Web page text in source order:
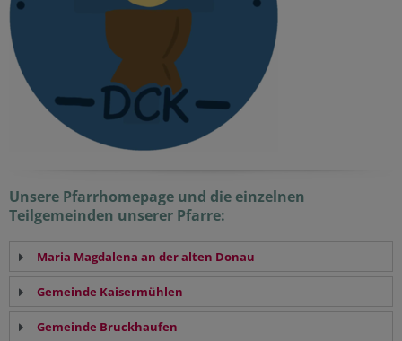
Unsere Pfarrhomepage und die einzelnen
Teilgemeinden unserer Pfarre:
Maria Magdalena an der alten Donau
Gemeinde Kaisermühlen
Gemeinde Bruckhaufen